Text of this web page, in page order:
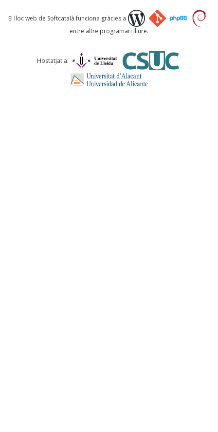
Què proposeu?
Comentari *
El lloc web de Softcatalà funciona gràcies a
entre altre programari lliure.
Hostatjat a: